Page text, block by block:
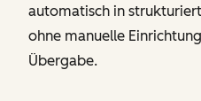
automatisch in
ohne manuelle
Übergabe.